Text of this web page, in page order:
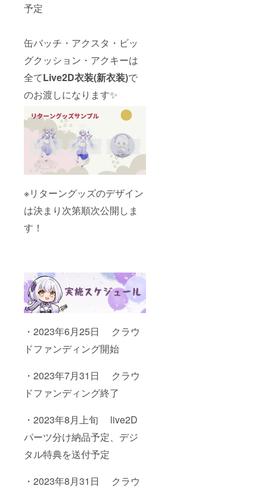
予定
缶バッチ・アクスタ・ビッ
グクッション・アクキーは
全てLive2D衣装(新衣装)で
のお渡しになります✨
※リターングッズのデザイン
は決まり次第順次公開しま
す！
・2023年6月25日 クラウ
ドファンディング開始
・2023年7月31日 クラウ
ドファンディング終了
・2023年8月上旬 live2D
パーツ分け納品予定、デジ
タル特典を送付予定
・2023年8月31日 クラウ